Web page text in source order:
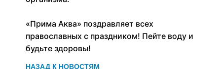
«Прима Аква» поздравляет всех
православных с праздником! Пейте воду и
будьте здоровы!
НАЗАД К НОВОСТЯМ